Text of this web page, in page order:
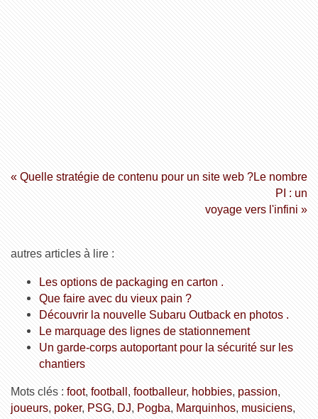
« Quelle stratégie de contenu pour un site web ?Le nombre
PI : un
voyage vers l'infini »
autres articles à lire :
Les options de packaging en carton .
Que faire avec du vieux pain ?
Découvrir la nouvelle Subaru Outback en photos .
Le marquage des lignes de stationnement
Un garde-corps autoportant pour la sécurité sur les
chantiers
Mots clés : foot, football, footballeur, hobbies, passion,
joueurs, poker, PSG, DJ, Pogba, Marquinhos, musiciens,